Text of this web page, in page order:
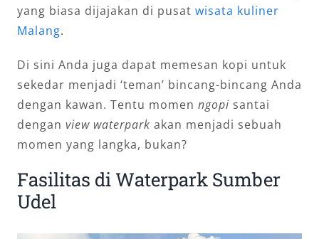
yang biasa dijajakan di pusat wisata kuliner
Malang.
Di sini Anda juga dapat memesan kopi untuk
sekedar menjadi ‘teman’ bincang-bincang Anda
dengan kawan. Tentu momen ngopi santai
dengan view waterpark akan menjadi sebuah
momen yang langka, bukan?
Fasilitas di Waterpark Sumber
Udel